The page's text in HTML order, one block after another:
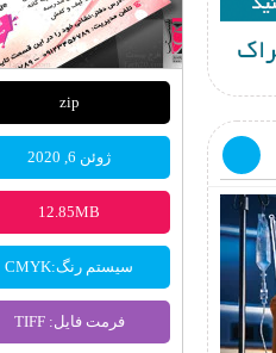
zip
ژوئن 6, 2020
12.85MB
سیستم رنگ:CMYK
فرمت فایل: TIFF